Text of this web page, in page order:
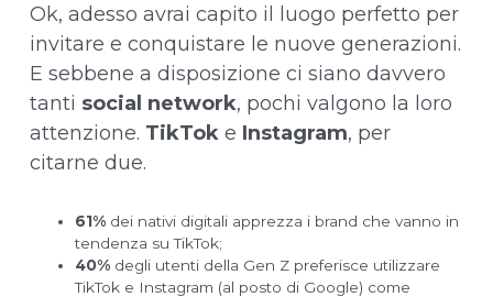
Ok, adesso avrai capito il luogo perfetto per
invitare e conquistare le nuove generazioni.
E sebbene a disposizione ci siano davvero
tanti social network, pochi valgono la loro
attenzione. TikTok e Instagram, per
citarne due.
61% dei nativi digitali apprezza i brand che vanno in
tendenza su TikTok;
40% degli utenti della Gen Z preferisce utilizzare
TikTok e Instagram (al posto di Google) come